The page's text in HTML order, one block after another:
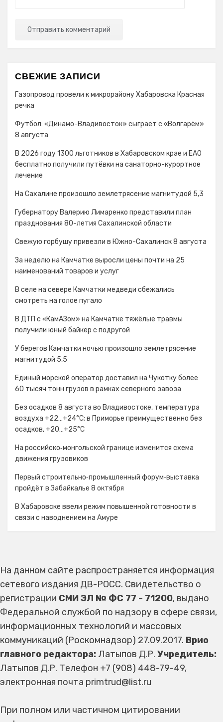
СВЕЖИЕ ЗАПИСИ
Газопровод провели к микрорайону Хабаровска Красная
речка
Футбол: «Динамо-Владивосток» сыграет с «Волгарём»
8 августа
В 2026 году 1300 льготников в Хабаровском крае и ЕАО
бесплатно получили путёвки на санаторно-курортное
лечение
На Сахалине произошло землетрясение магнитудой 5,3
Губернатору Валерию Лимаренко представили план
празднования 80-летия Сахалинской области
Свежую горбушу привезли в Южно-Сахалинск 8 августа
За неделю на Камчатке выросли цены почти на 25
наименований товаров и услуг
В селе на севере Камчатки медведи сбежались
смотреть на голое пугало
В ДТП с «КамАЗом» на Камчатке тяжёлые травмы
получили юный байкер с подругой
У берегов Камчатки ночью произошло землетрясение
магнитудой 5,5
Единый морской оператор доставил на Чукотку более
60 тысяч тонн грузов в рамках северного завоза
Без осадков 8 августа во Владивостоке, температура
воздуха +22…+24°С; в Приморье преимущественно без
осадков, +20…+25°C
На российско‑монгольской границе изменится схема
движения грузовиков
Первый строительно‑промышленный форум‑выставка
пройдёт в Забайкалье 8 октября
В Хабаровске ввели режим повышенной готовности в
связи с наводнением на Амуре
На данном сайте распространяется информация
сетевого издания ДВ-РОСС. Свидетельство о
регистрации СМИ ЭЛ № ФС 77 - 71200, выдано
Федеральной службой по надзору в сфере связи,
информационных технологий и массовых
коммуникаций (Роскомнадзор) 27.09.2017. Врио
главного редактора: Латыпов Д.Р. Учредитель:
Латыпов Д.Р. Телефон +7 (908) 448-79-49,
электронная почта primtrud@list.ru
При полном или частичном цитировании